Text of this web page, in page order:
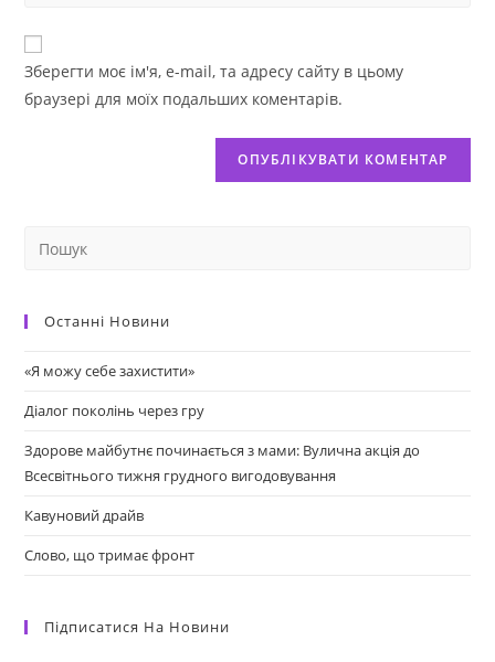
Зберегти моє ім'я, e-mail, та адресу сайту в цьому
браузері для моїх подальших коментарів.
Останні Новини
«Я можу себе захистити»
Діалог поколінь через гру
Здорове майбутнє починається з мами: Вулична акція до
Всесвітнього тижня грудного вигодовування
Кавуновий драйв
Слово, що тримає фронт
Підписатися На Новини